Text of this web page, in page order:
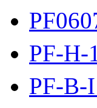
PF-H-
PF-B-